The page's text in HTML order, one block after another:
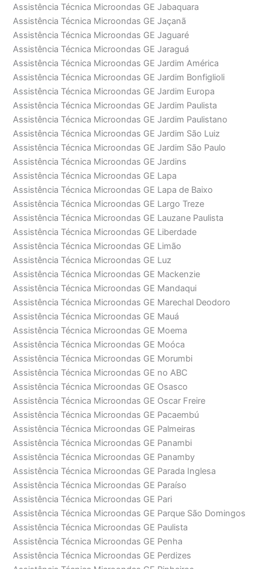
Assistência Técnica Microondas GE Jabaquara
Assistência Técnica Microondas GE Jaçanã
Assistência Técnica Microondas GE Jaguaré
Assistência Técnica Microondas GE Jaraguá
Assistência Técnica Microondas GE Jardim América
Assistência Técnica Microondas GE Jardim Bonfiglioli
Assistência Técnica Microondas GE Jardim Europa
Assistência Técnica Microondas GE Jardim Paulista
Assistência Técnica Microondas GE Jardim Paulistano
Assistência Técnica Microondas GE Jardim São Luiz
Assistência Técnica Microondas GE Jardim São Paulo
Assistência Técnica Microondas GE Jardins
Assistência Técnica Microondas GE Lapa
Assistência Técnica Microondas GE Lapa de Baixo
Assistência Técnica Microondas GE Largo Treze
Assistência Técnica Microondas GE Lauzane Paulista
Assistência Técnica Microondas GE Liberdade
Assistência Técnica Microondas GE Limão
Assistência Técnica Microondas GE Luz
Assistência Técnica Microondas GE Mackenzie
Assistência Técnica Microondas GE Mandaqui
Assistência Técnica Microondas GE Marechal Deodoro
Assistência Técnica Microondas GE Mauá
Assistência Técnica Microondas GE Moema
Assistência Técnica Microondas GE Moóca
Assistência Técnica Microondas GE Morumbi
Assistência Técnica Microondas GE no ABC
Assistência Técnica Microondas GE Osasco
Assistência Técnica Microondas GE Oscar Freire
Assistência Técnica Microondas GE Pacaembú
Assistência Técnica Microondas GE Palmeiras
Assistência Técnica Microondas GE Panambi
Assistência Técnica Microondas GE Panamby
Assistência Técnica Microondas GE Parada Inglesa
Assistência Técnica Microondas GE Paraíso
Assistência Técnica Microondas GE Pari
Assistência Técnica Microondas GE Parque São Domingos
Assistência Técnica Microondas GE Paulista
Assistência Técnica Microondas GE Penha
Assistência Técnica Microondas GE Perdizes